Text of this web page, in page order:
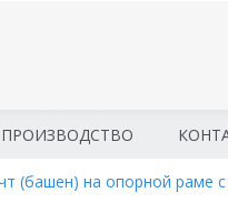
ПРОИЗВОДСТВО
(башен) на опорной раме с